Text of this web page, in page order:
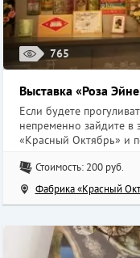
765
Выставка «Роза
Если будете
непременно зайдите в
«Красный Октябрь» и
Стоимость: 200 руб.
Фабрика «Красный